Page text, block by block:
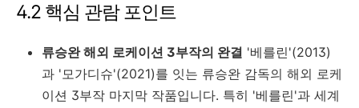
4.2 핵심 관람 포인트
류승완 해외 로케이션 3부작의 완결 '베를린'(2013)
과 '모가디슈'(2021)를 잇는 류승완 감독의 해외 로케
이션 3부작 마지막 작품입니다. 특히 '베를린'과 세계